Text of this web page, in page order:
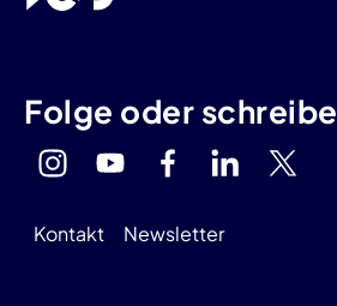
Folge oder
Kontakt Newsletter